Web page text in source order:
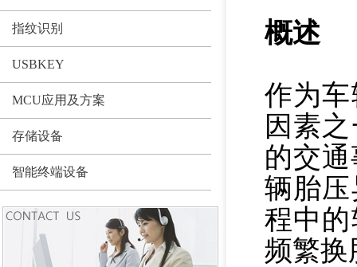
指纹识别
USBKEY
MCU应用及方案
存储设备
智能终端设备
概述
作为
因素
的交
辆胎
程中
频繁换